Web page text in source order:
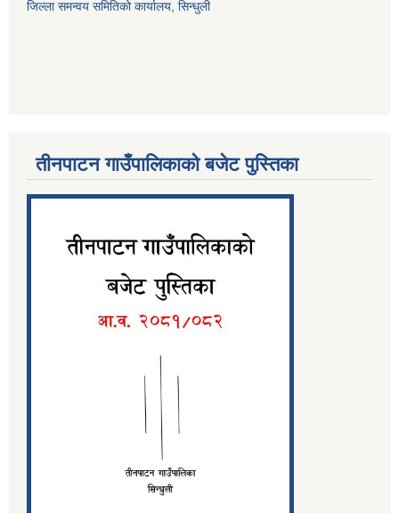
जिल्ला समन्वय समितिको कार्यालय, सिन्धुली
तीनपाटन गाउँपालिकाको बजेट पुस्तिका